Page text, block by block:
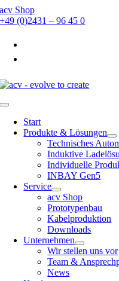
Zum
Inhalt
acv Shop
+49 (0)2431 – 96 45 0
Toggle
Navigation
Start
Produkte & Lösungen
Technisches
Induktive
Individuelle
INBAY Gen5
Service
acv Shop
Prototypenbau
Kabelproduktion
Downloads
Unternehmen
Wir stellen uns vor
Team &
News